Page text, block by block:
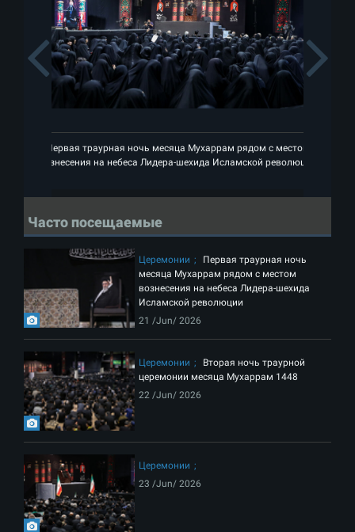
Первая траурная ночь месяца Мухаррам рядом с местом
вознесения на небеса Лидера-шехида Исламской революции
Previous
Часто посещаемые
Церемонии
Первая траурная ночь
месяца Мухаррам рядом с местом
вознесения на небеса Лидера-шехида
Исламской революции
21 /Jun/ 2026
Церемонии
Вторая ночь траурной
церемонии месяца Мухаррам 1448
22 /Jun/ 2026
Церемонии
23 /Jun/ 2026